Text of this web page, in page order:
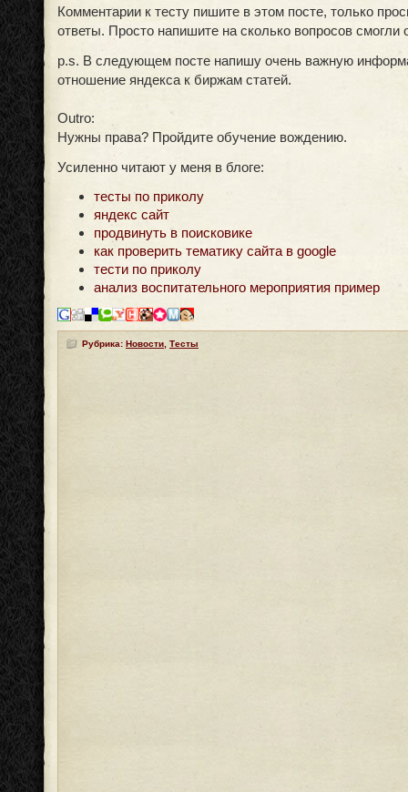
Комментарии к тесту пишите в этом посте, только
ответы. Просто напишите на сколько вопросов смогли
p.s. В следующем посте напишу очень важную
отношение яндекса к биржам статей.
Outro:
Нужны права? Пройдите обучение вождению.
Усиленно читают у меня в блоге:
тесты по приколу
яндекс сайт
продвинуть в поисковике
как проверить тематику сайта в google
тести по приколу
анализ воспитательного мероприятия пример
Рубрика: Новости Тесты